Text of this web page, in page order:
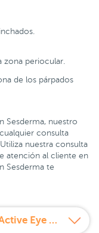
zona periocular.
de los párpados
Sesderma, nuestro
consulta
nuestra consulta
atención al cliente en
Sesderma te
¿Cómo usar Sesderma Men Active Eye Gel Contorno de Ojos 15 ml?